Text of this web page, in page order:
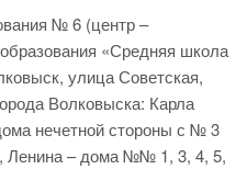
№ 6 (центр –
«Средняя школа
улица Советская,
Волковыска: Карла
нечетной стороны с № 3
Ленина – дома №№ 1, 3, 4, 5,